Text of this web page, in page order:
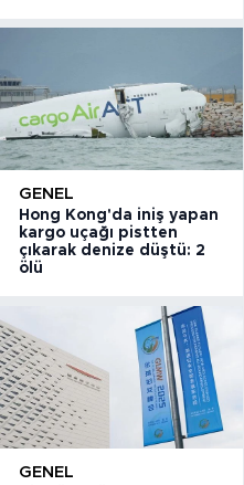
GENEL
Hong Kong'da iniş yapan
kargo uçağı pistten
çıkarak denize düştü: 2
ölü
GENEL